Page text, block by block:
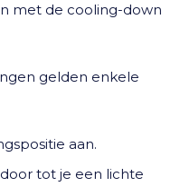
met de cooling-down
gelden enkele
aan.
tot je een lichte